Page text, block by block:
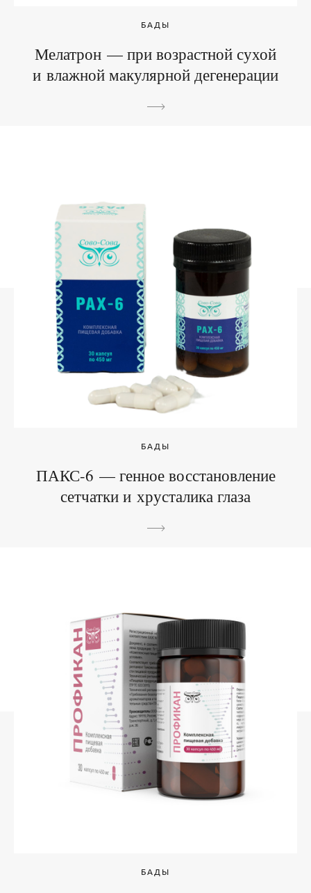
БАДЫ
Мелатрон — при возрастной сухой
и влажной макулярной дегенерации
БАДЫ
ПАКС-6 — генное восстановление
сетчатки и хрусталика глаза
БАДЫ